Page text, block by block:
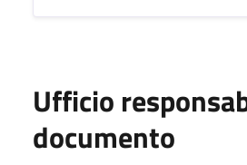
Ufficio
documento